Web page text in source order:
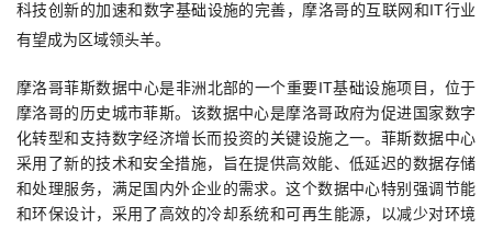
科技创新的加速和数字基础设施的完善，摩洛哥的互联网和IT行业
有望成为区域领头羊。
摩洛哥菲斯数据中心是非洲北部的一个重要IT基础设施项目，位于
摩洛哥的历史城市菲斯。该数据中心是摩洛哥政府为促进国家数字
化转型和支持数字经济增长而投资的关键设施之一。菲斯数据中心
采用了新的技术和安全措施，旨在提供高效能、低延迟的数据存储
和处理服务，满足国内外企业的需求。这个数据中心特别强调节能
和环保设计，采用了高效的冷却系统和可再生能源，以减少对环境